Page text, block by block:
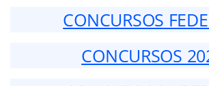
CONCURSOS
CONCURSOS